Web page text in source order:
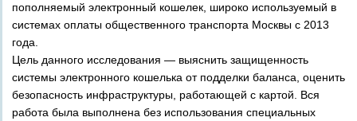
пополняемый электронный кошелек, широко используемый в
системах оплаты общественного транспорта Москвы с 2013
года.
Цель данного исследования — выяснить защищенность
системы электронного кошелька от подделки баланса, оценить
безопасность инфраструктуры, работающей с картой. Вся
работа была выполнена без использования специальных